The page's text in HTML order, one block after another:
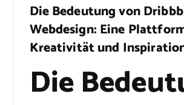
Die Bedeutung von
Webdesign: Eine
Kreativität und
Die